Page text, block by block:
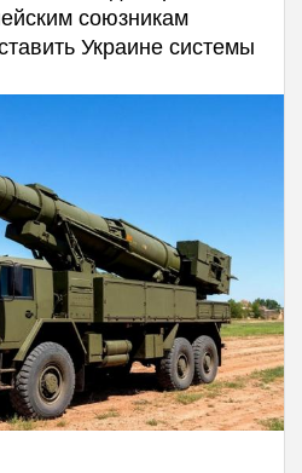
союзникам
Украине системы